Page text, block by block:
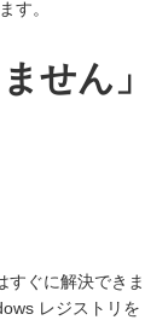
す。
せん」
すぐに解決できま
レジストリを